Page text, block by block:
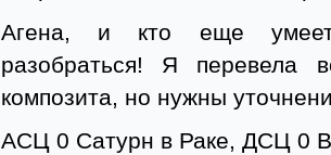
Агена, и кто еще умеет,
разобраться! Я перевела
композита, но нужны
АСЦ 0 Сатурн в Раке, ДСЦ 0